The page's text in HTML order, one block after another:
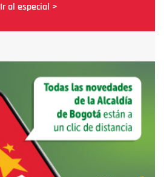
Ir al especial >